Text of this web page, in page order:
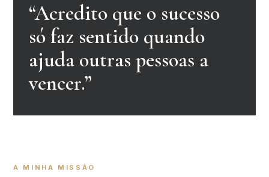
“Acredito que o sucesso
só faz sentido quando
ajuda outras pessoas a
vencer.”
A MINHA MISSÃO